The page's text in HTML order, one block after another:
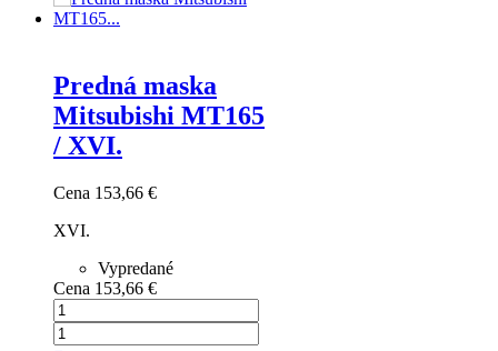
Predná maska
Mitsubishi MT165
/ XVI.
Cena 153,66 €
XVI.
Vypredané
Cena 153,66 €